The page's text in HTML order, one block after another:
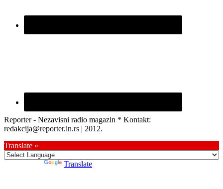
Reporter - Nezavisni radio magazin * Kontakt:
redakcija@reporter.in.rs | 2012.
Translate »
Translate